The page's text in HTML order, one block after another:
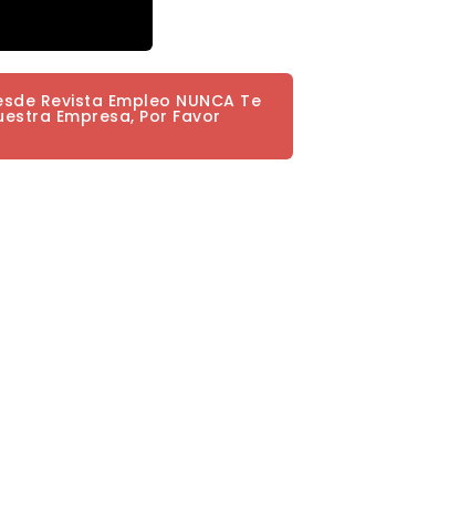
Revista Empleo NUNCA Te
Empresa, Por Favor